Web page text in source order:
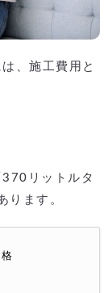
、施工費用と
リットルタ
ります。